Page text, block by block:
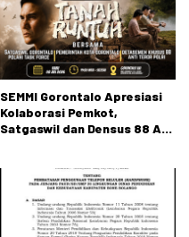
SEMMI Gorontalo Apresiasi
Kolaborasi Pemkot,
Satgaswil dan Densus 88 AT